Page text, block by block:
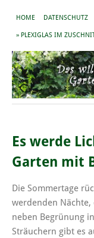
HOME DATENSCHUTZ
» PLEXIGLAS IM
Es werde
Garten mit
Die Sommertage
werdenden
neben Begrünung
Sträuchern gibt es